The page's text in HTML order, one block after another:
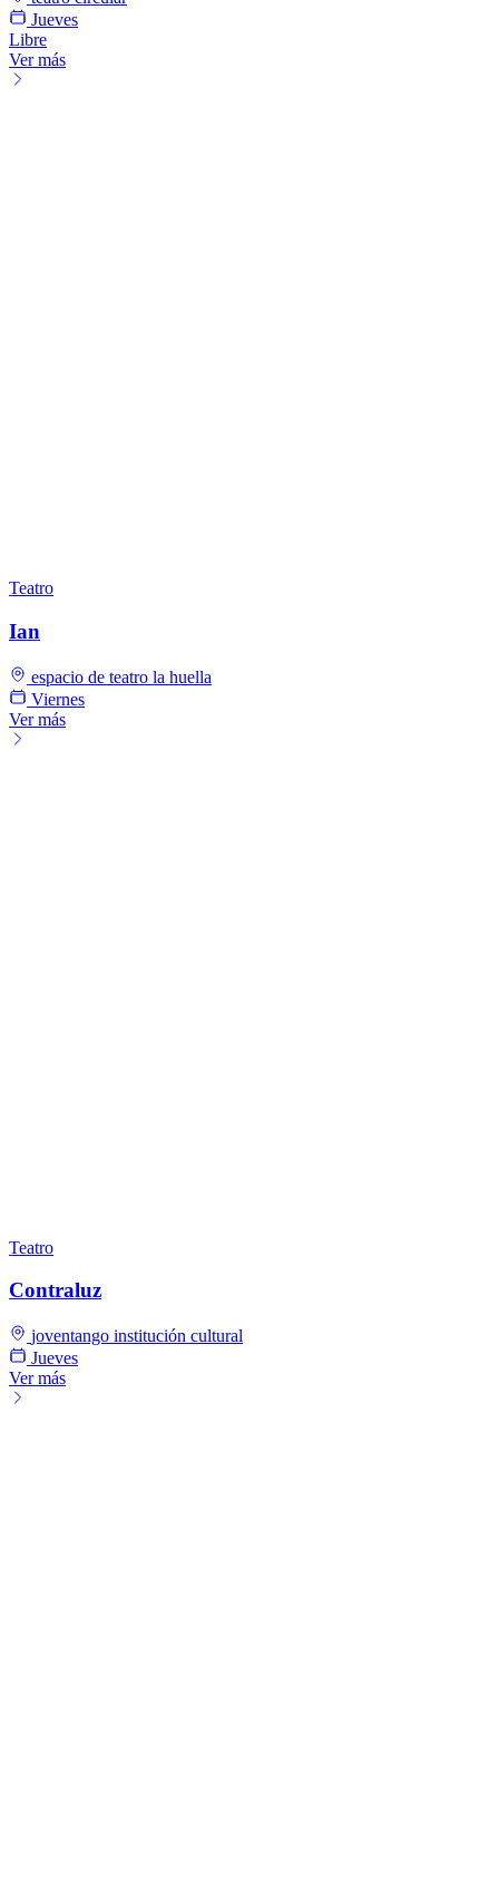
Jueves
Libre
Ver más
Teatro
Ian
espacio de teatro la huella
Viernes
Ver más
Teatro
Contraluz
joventango institución cultural
Jueves
Ver más